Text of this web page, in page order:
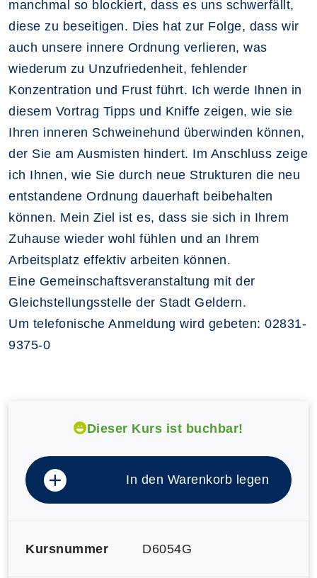
manchmal so blockiert, dass es uns schwerfällt,
diese zu beseitigen. Dies hat zur Folge, dass wir
auch unsere innere Ordnung verlieren, was
wiederum zu Unzufriedenheit, fehlender
Konzentration und Frust führt. Ich werde Ihnen in
diesem Vortrag Tipps und Kniffe zeigen, wie sie
Ihren inneren Schweinehund überwinden können,
der Sie am Ausmisten hindert. Im Anschluss zeige
ich Ihnen, wie Sie durch neue Strukturen die neu
entstandene Ordnung dauerhaft beibehalten
können. Mein Ziel ist es, dass sie sich in Ihrem
Zuhause wieder wohl fühlen und an Ihrem
Arbeitsplatz effektiv arbeiten können.
Eine Gemeinschaftsveranstaltung mit der
Gleichstellungsstelle der Stadt Geldern.
Um telefonische Anmeldung wird gebeten: 02831-
9375-0
Dieser Kurs ist buchbar!
In den Warenkorb legen
Kursnummer D6054G